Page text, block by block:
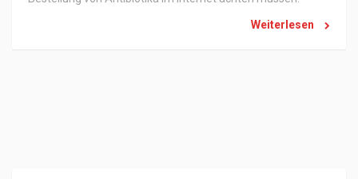
Weiterlesen